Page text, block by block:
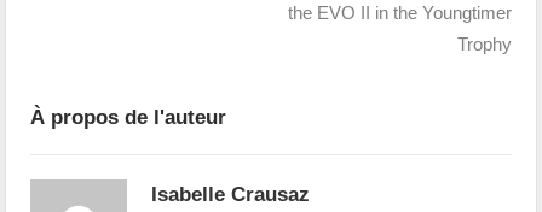
the EVO II in the Youngtimer
Trophy
À propos de l'auteur
Isabelle Crausaz